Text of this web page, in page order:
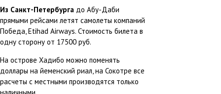
Из Санкт-Петербурга до Абу-Даби
прямыми рейсами летят самолеты компаний
Победа, Etihad Airways. Стоимость билета в
одну сторону от 17500 руб.
На острове Хадибо можно поменять
доллары на йеменский риал, на Сокотре все
расчеты с местными производятся только